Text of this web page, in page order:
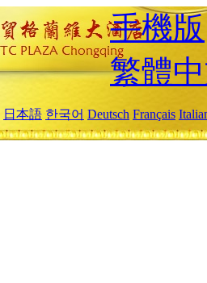
手機版
繁體
日本語 한국어 Deutsch Français